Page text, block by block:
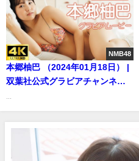
NMB48
本郷柚巴 （2024年01月18日） |
双葉社公式グラビアチャンネル